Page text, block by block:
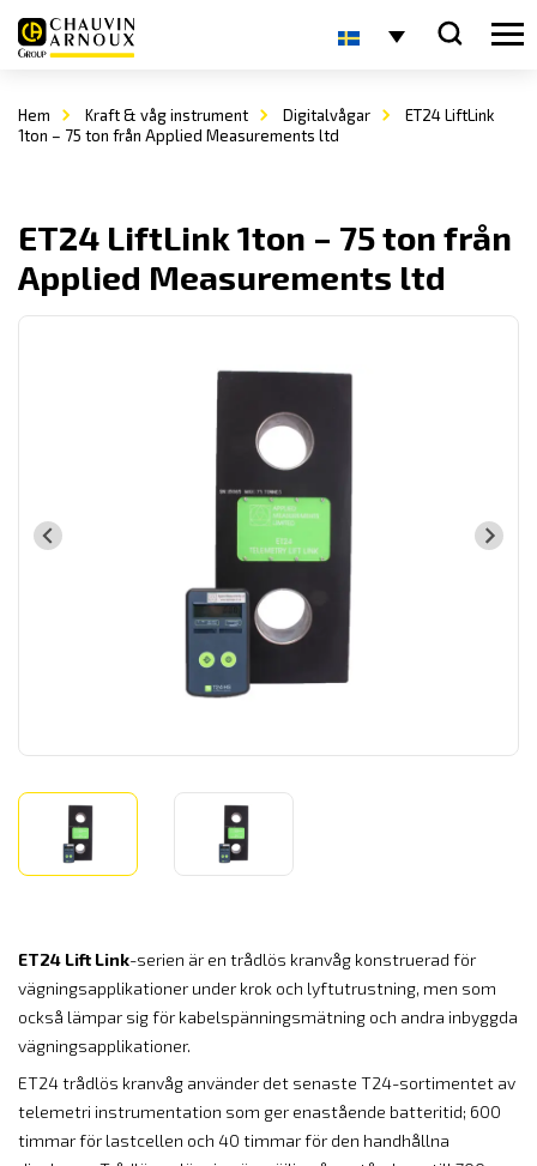
Hem Kraft & våg instrument Digitalvågar
ET24 LiftLink
1ton – 75 ton från Applied Measurements ltd
ET24 LiftLink 1ton – 75 ton från
Applied Measurements ltd
ET24 Lift Link-serien är en trådlös kranvåg konstruerad för
vägningsapplikationer under krok och lyftutrustning, men som
också lämpar sig för kabelspänningsmätning och andra inbyggda
vägningsapplikationer.
ET24 trådlös kranvåg använder det senaste T24-sortimentet av
telemetri instrumentation som ger enastående batteritid; 600
timmar för lastcellen och 40 timmar för den handhållna